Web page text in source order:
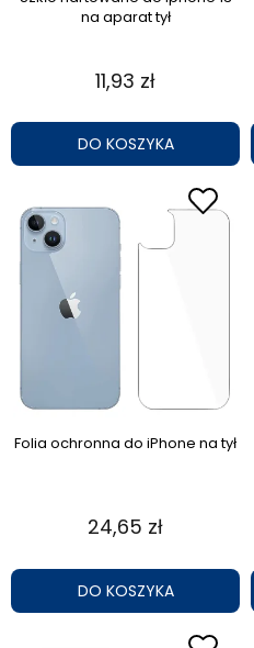
na aparat tył
11,93 zł
DO KOSZYKA
Folia ochronna do iPhone na tył
24,65 zł
DO KOSZYKA